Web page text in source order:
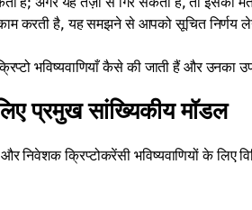
करती है, यह समझने से आपको सूचित निर्णय
भविष्यवाणियाँ कैसे की जाती हैं और उनका
प्रमुख सांख्यिकीय मॉडल
और निवेशक क्रिप्टोकरेंसी भविष्यवाणियों के